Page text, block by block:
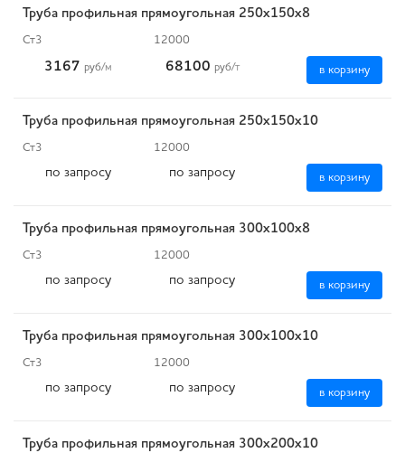
Труба профильная прямоугольная 250х150х8
Ст3 12000
3167 руб/м 68100 руб/т в корзину
Труба профильная прямоугольная 250х150х10
Ст3 12000
по запросу по запросу в корзину
Труба профильная прямоугольная 300х100х8
Ст3 12000
по запросу по запросу в корзину
Труба профильная прямоугольная 300х100х10
Ст3 12000
по запросу по запросу в корзину
Труба профильная прямоугольная 300х200х10